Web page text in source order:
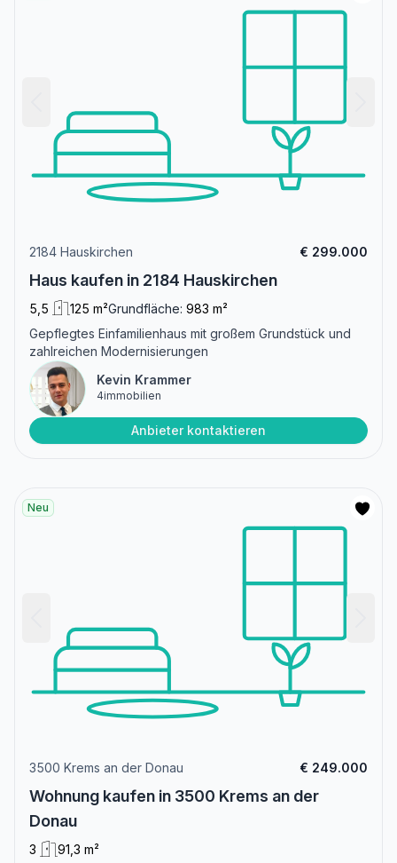
2184 Hauskirchen € 299.000
Haus kaufen in 2184 Hauskirchen
5,5 125 m²Grundfläche: 983 m²
Gepflegtes Einfamilienhaus mit großem Grundstück und
zahlreichen Modernisierungen
Kevin Krammer
4immobilien
Anbieter kontaktieren
Neu
3500 Krems an der Donau € 249.000
Wohnung kaufen in 3500 Krems an der
Donau
3
91,3 m²